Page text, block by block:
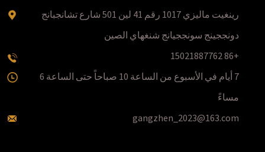
رينغيت ماليزي 1017 رقم 41 لين 501 شارع تشانجبانج
دونججينج سونججيانج شنغهاي الصين
+86 15021887762
7 أيام في الأسبوع من الساعة 10 صباحاً حتى الساعة 6
مساءً
gangzhen_2023@163.com